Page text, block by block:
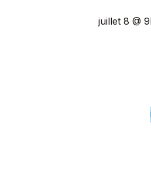
juillet 8 @